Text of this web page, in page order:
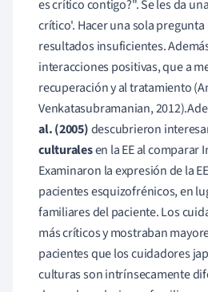
es crítico contigo?". Se les da
crítico'. Hacer una sola
resultados insuficientes.
interacciones positivas, que a
recuperación y al tratamiento
Venkatasubramanian,
al. (2005)descubrieron
culturalesen la EE al comparar
Examinaron la expresión de la
pacientes esquizofrénicos, en
familiares del paciente. Los
más críticos y mostraban
pacientes que los cuidadores
culturas son intrínsecamente